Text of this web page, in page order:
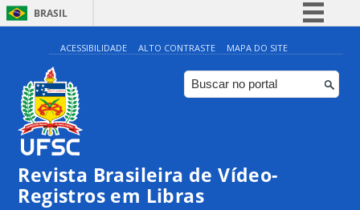
BRASIL
Simplifique!
Comunica BR
Participe
Canais
ACESSIBILIDADE ALTO CONTRASTE MAPA DO SITE
Revista Brasileira de Vídeo-
Registros em Libras